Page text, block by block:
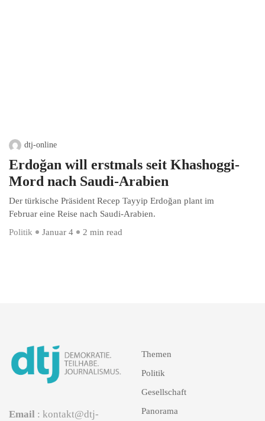
dtj-online
Erdoğan will erstmals seit Khashoggi-
Mord nach Saudi-Arabien
Der türkische Präsident Recep Tayyip Erdoğan plant im
Februar eine Reise nach Saudi-Arabien.
Politik
Januar 4 2 min read
Email : kontakt@dtj-
Themen
Politik
Gesellschaft
Panorama